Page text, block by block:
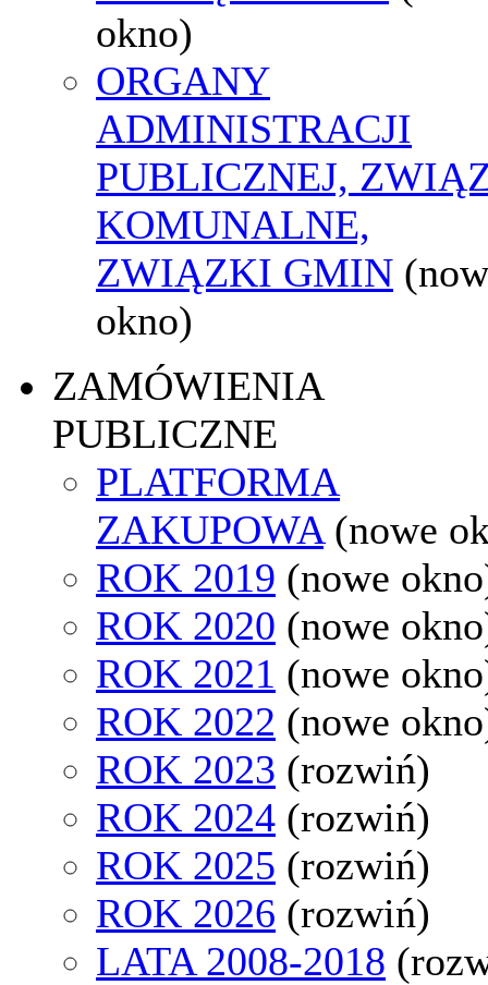
okno)
ORGANY
ADMINISTRACJI
PUBLICZNEJ,
KOMUNALNE,
ZWIĄZKI GMIN
okno)
ZAMÓWIENIA
PUBLICZNE
PLATFORMA
ZAKUPOWA (nowe
ROK 2019 (nowe
ROK 2020 (nowe
ROK 2021 (nowe
ROK 2022 (nowe
ROK 2023 (rozwiń)
ROK 2024 (rozwiń)
ROK 2025 (rozwiń)
ROK 2026 (rozwiń)
LATA 2008-2018